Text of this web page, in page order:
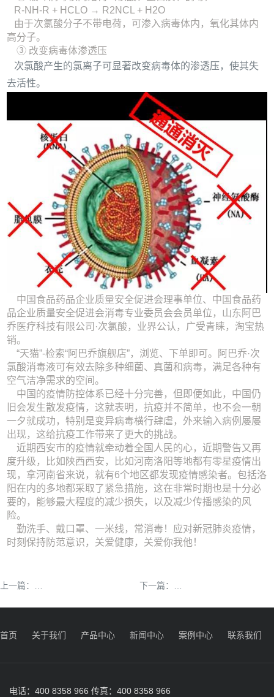
R-NH-R + HCLO → R2NCL + H2O
由于次氯酸分子不带电荷，可渗入病毒体内，氧化其体内
高分子。
③ 改变病毒体渗透压
次氯酸产生的氯离子可显著改变病毒体的渗透压，使其失
去活性。
中国食品药品企业质量安全促进会理事单位、中国食品药
品企业质量安全促进会消毒专业委员会会员单位，山东阿巴
乔医疗科技有限公司·次氯酸，业界公认，广受青睐，淘宝热
销。
“天猫”-检索“阿巴乔旗舰店”，浏览、下单即可。阿巴乔·次
氯酸消毒液可有效去除多种细菌、真菌和病毒，满足各种有
空气洁净需求的空间。
中国的疫情防控体系已经十分完善，但即便如此，中国仍
旧会发生散发疫情，这就表明，抗疫并不简单，也不会一朝
一夕就成功，特别是变异病毒横行肆虐，外来输入病例屡屡
出现，这给抗疫工作带来了更大的挑战。
近期西安市的疫情就牵动着全国人民的心，近期警告又再
度升级，比如陕西西安，比如河南洛阳等地都有零星疫情出
现，拿河南省来说，就有6个地区都发现疫情感染者。包括洛
阳在内的多地都采取了紧急措施，这在非常时期也是十分必
要的，能够最大程度的减少损失，以及减少传播感染的风
险。
勤洗手、戴口罩、一米线，常消毒！应对新冠肺炎疫情，
时刻保持防范意识，关爱健康，关爱你我他！
权威：次氯酸获欧盟认证，正在得到全世界认可。次
首页 关于我们 产品中心 新闻中心 案例中心 联系我们
电话：400 8358 966 传真：400 8358 966